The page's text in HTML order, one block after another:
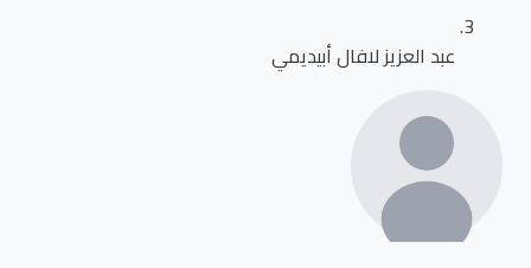
عبد العزيز لافال أبيديمي